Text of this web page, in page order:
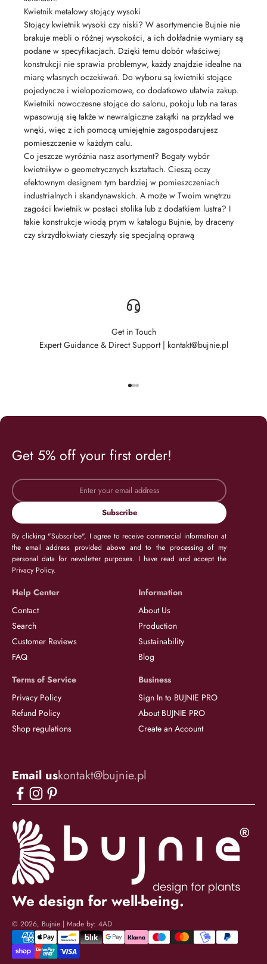
Kwietnik metalowy stojący wysoki
Stojący kwietnik wysoki czy niski? W asortymencie Bujnie nie
brakuje mebli o różnej wysokości, a ich dokładnie wymiary są
podane w specyfikacjach. Dzięki temu dobór właściwej
konstrukcji nie sprawia problemуw, każdy znajdzie idealne na
miarę własnych oczekiwań. Do wyboru są kwietniki stojące
pojedyncze i wielopoziomowe, co dodatkowo ułatwia zakup.
Kwietniki nowoczesne stojące do salonu, pokoju lub na taras
wpasowują się także w newralgiczne zakątki na przykład we
wnęki, więc z ich pomocą umiejętnie zagospodarujesz
pomieszczenie w każdym calu.
Co jeszcze wyróżnia nasz asortyment? Bogaty wybór
kwietnikуw o geometrycznych kształtach. Cieszą oczy
efektownym designem tym bardziej w pomieszczeniach
industrialnych i skandynawskich. A może w Twoim wnętrzu
zagości kwietnik w postaci stolika lub z dodatkiem lustra? I
takie konstrukcje wiodą prym w katalogu Bujnie, by draceny
czy skrzydłokwiaty cieszyły się specjalną oprawą
Get in Touch
Expert Guidance & Direct Support | kontakt@bujnie.pl
Get 5% off your first order!
Subscribe
By clicking "Subscribe", I agree to receive commercial information at
the email address provided above and to the processing of my
personal data for newsletter purposes. I have read and accept the
Privacy Policy.
Help Center
Contact
Search
Customer Reviews
FAQ
Information
About Us
Production
Sustainability
Blog
Terms of Service
Privacy Policy
Refund Policy
Shop regulations
Business
Sign In to BUJNIE PRO
About BUJNIE PRO
Create an Account
Email uskontakt@bujnie.pl
We design for well-being.
© 2026, Bujnie | Made by: 4AD